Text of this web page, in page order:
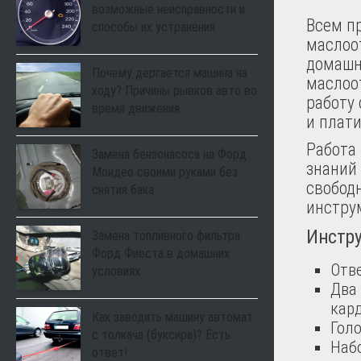
Всем
и
Два
возможные неисправности и
способы их устранения
Почему дергается машина на
ходу? Причины рывков авто во
время движения
Замена бензонасоса на Форд
Мондео своими руками без
снятия бака
Замена топливного фильтра
Форд Фиеста в домашних
условиях
Как заводить машину автомат
с толкача (буксира)? Есть
ответ!